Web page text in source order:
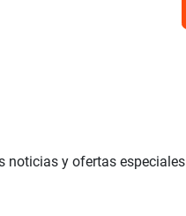
noticias y ofertas especiales